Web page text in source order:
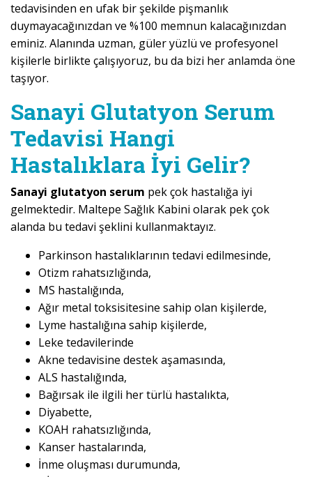
tedavisinden en ufak bir şekilde pişmanlık
duymayacağınızdan ve %100 memnun kalacağınızdan
eminiz. Alanında uzman, güler yüzlü ve profesyonel
kişilerle birlikte çalışıyoruz, bu da bizi her anlamda öne
taşıyor.
Sanayi Glutatyon Serum
Tedavisi Hangi
Hastalıklara İyi Gelir?
Sanayi glutatyon serum pek çok hastalığa iyi
gelmektedir. Maltepe Sağlık Kabini olarak pek çok
alanda bu tedavi şeklini kullanmaktayız.
Parkinson hastalıklarının tedavi edilmesinde,
Otizm rahatsızlığında,
MS hastalığında,
Ağır metal toksisitesine sahip olan kişilerde,
Lyme hastalığına sahip kişilerde,
Leke tedavilerinde
Akne tedavisine destek aşamasında,
ALS hastalığında,
Bağırsak ile ilgili her türlü hastalıkta,
Diyabette,
KOAH rahatsızlığında,
Kanser hastalarında,
İnme oluşması durumunda,